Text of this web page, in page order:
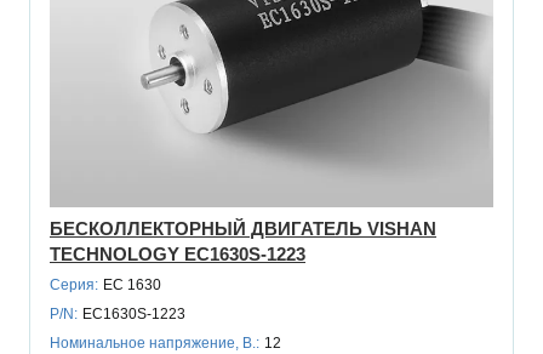
БЕСКОЛЛЕКТОРНЫЙ ДВИГАТЕЛЬ VISHAN
TECHNOLOGY EC1630S-1223
Серия: EC 1630
P/N: EC1630S-1223
Номинальное напряжение, В.: 12